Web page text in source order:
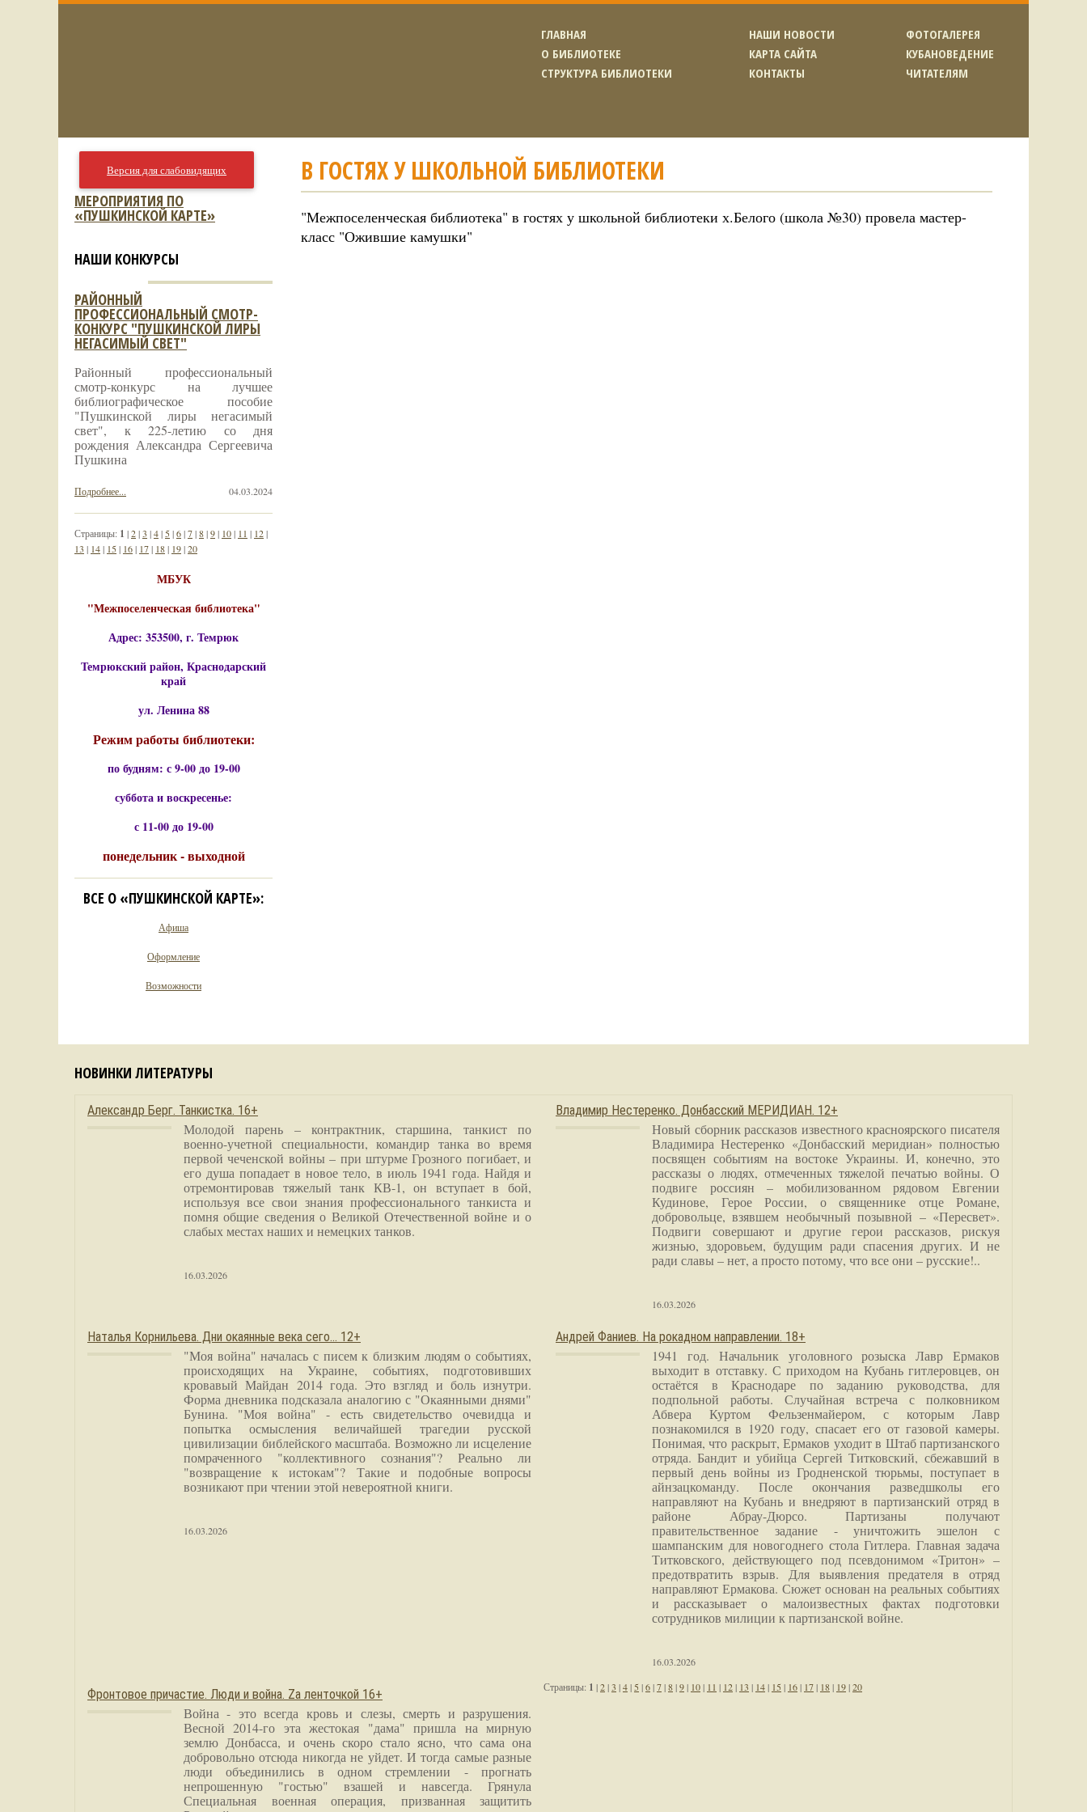
ГЛАВНАЯ
О БИБЛИОТЕКЕ
СТРУКТУРА БИБЛИОТЕКИ
НАШИ НОВОСТИ
КАРТА САЙТА
КОНТАКТЫ
ФОТОГАЛЕРЕЯ
КУБАНОВЕДЕНИЕ
ЧИТАТЕЛЯМ
В ГОСТЯХ У ШКОЛЬНОЙ БИБЛИОТЕКИ
"Межпоселенческая библиотека" в гостях у школьной библиотеки х.Белого (школа №30) провела мастер-
класс "Ожившие камушки"
Версия для слабовидящих
МЕРОПРИЯТИЯ ПО
«ПУШКИНСКОЙ КАРТЕ»
НАШИ КОНКУРСЫ
РАЙОННЫЙ
ПРОФЕССИОНАЛЬНЫЙ СМОТР-
КОНКУРС "ПУШКИНСКОЙ ЛИРЫ
НЕГАСИМЫЙ СВЕТ"
Районный профессиональный
смотр-конкурс на лучшее
библиографическое пособие
"Пушкинской лиры негасимый
свет", к 225-летию со дня
рождения Александра Сергеевича
Пушкина
04.03.2024
Подробнее...
Страницы: 1 |2|3 |4| 5|6|7|8|9| 10| 11 | 12|
13 | 14| 15| 16| 17| 18| 19|20
МБУК
"Межпоселенческая библиотека"
Адрес: 353500, г. Темрюк
Темрюкский район, Краснодарский
край
ул. Ленина 88
Режим работы библиотеки:
по будням: с 9-00 до 19-00
суббота и воскресенье:
с 11-00 до 19-00
понедельник - выходной
ВСЕ О «ПУШКИНСКОЙ КАРТЕ»:
Афиша
Оформление
Возможности
НОВИНКИ ЛИТЕРАТУРЫ
Александр Берг. Танкистка. 16+
Молодой парень – контрактник, старшина, танкист по
военно-учетной специальности, командир танка во время
первой чеченской войны – при штурме Грозного погибает, и
его душа попадает в новое тело, в июль 1941 года. Найдя и
отремонтировав тяжелый танк КВ-1, он вступает в бой,
используя все свои знания профессионального танкиста и
помня общие сведения о Великой Отечественной войне и о
слабых местах наших и немецких танков.
16.03.2026
Владимир Нестеренко. Донбасский МЕРИДИАН. 12+
Новый сборник рассказов известного красноярского писателя
Владимира Нестеренко «Донбасский меридиан» полностью
посвящен событиям на востоке Украины. И, конечно, это
рассказы о людях, отмеченных тяжелой печатью войны. О
подвиге россиян – мобилизованном рядовом Евгении
Кудинове, Герое России, о священнике отце Романе,
добровольце, взявшем необычный позывной – «Пересвет».
Подвиги совершают и другие герои рассказов, рискуя
жизнью, здоровьем, будущим ради спасения других. И не
ради славы – нет, а просто потому, что все они – русские!..
16.03.2026
Наталья Корнильева. Дни окаянные века сего… 12+
"Моя война" началась с писем к близким людям о событиях,
происходящих на Украине, событиях, подготовивших
кровавый Майдан 2014 года. Это взгляд и боль изнутри.
Форма дневника подсказала аналогию с "Окаянными днями"
Бунина. "Моя война" - есть свидетельство очевидца и
попытка осмысления величайшей трагедии русской
цивилизации библейского масштаба. Возможно ли исцеление
помраченного "коллективного сознания"? Реально ли
"возвращение к истокам"? Такие и подобные вопросы
возникают при чтении этой невероятной книги.
16.03.2026
Андрей Фаниев. На рокадном направлении. 18+
1941 год. Начальник уголовного розыска Лавр Ермаков
выходит в отставку. С приходом на Кубань гитлеровцев, он
остаётся в Краснодаре по заданию руководства, для
подпольной работы. Случайная встреча с полковником
Абвера Куртом Фельзенмайером, с которым Лавр
познакомился в 1920 году, спасает его от газовой камеры.
Понимая, что раскрыт, Ермаков уходит в Штаб партизанского
отряда. Бандит и убийца Сергей Титковский, сбежавший в
первый день войны из Гродненской тюрьмы, поступает в
айнзацкоманду. После окончания разведшколы его
направляют на Кубань и внедряют в партизанский отряд в
районе Абрау-Дюрсо. Партизаны получают
правительственное задание - уничтожить эшелон с
шампанским для новогоднего стола Гитлера. Главная задача
Титковского, действующего под псевдонимом «Тритон» –
предотвратить взрыв. Для выявления предателя в отряд
направляют Ермакова. Сюжет основан на реальных событиях
и рассказывает о малоизвестных фактах подготовки
сотрудников милиции к партизанской войне.
16.03.2026
Фронтовое причастие. Люди и война. Zа ленточкой 16+
Война - это всегда кровь и слезы, смерть и разрушения.
Весной 2014-го эта жестокая "дама" пришла на мирную
землю Донбасса, и очень скоро стало ясно, что сама она
добровольно отсюда никогда не уйдет. И тогда самые разные
люди объединились в одном стремлении - прогнать
непрошенную "гостью" взашей и навсегда. Грянула
Специальная военная операция, призванная защитить
Страницы: 1 |2|3 |4| 5 |6|7|8|9| 10| 11 | 12| 13 | 14| 15 | 16| 17| 18| 19|20